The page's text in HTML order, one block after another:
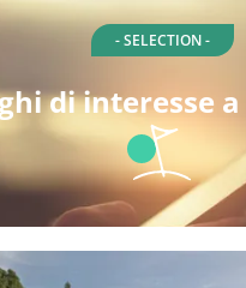
- SELECTION -
di interesse